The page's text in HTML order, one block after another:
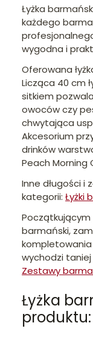
Łyżka
każdego
wygodna i
Oferowana
Licząca 40 cm
sitkiem
owoców czy
chwytająca
Akcesorium
drinków
Peach Morning
Inne długości i
kategorii: Łyżki
barmański,
wychodzi taniej
Zestawy
Łyżka
produktu: